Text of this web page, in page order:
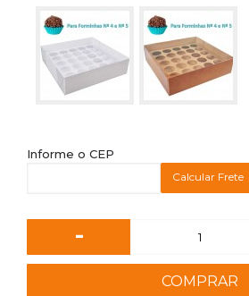
Informe o CEP
Calcular Frete
-
COMPRAR